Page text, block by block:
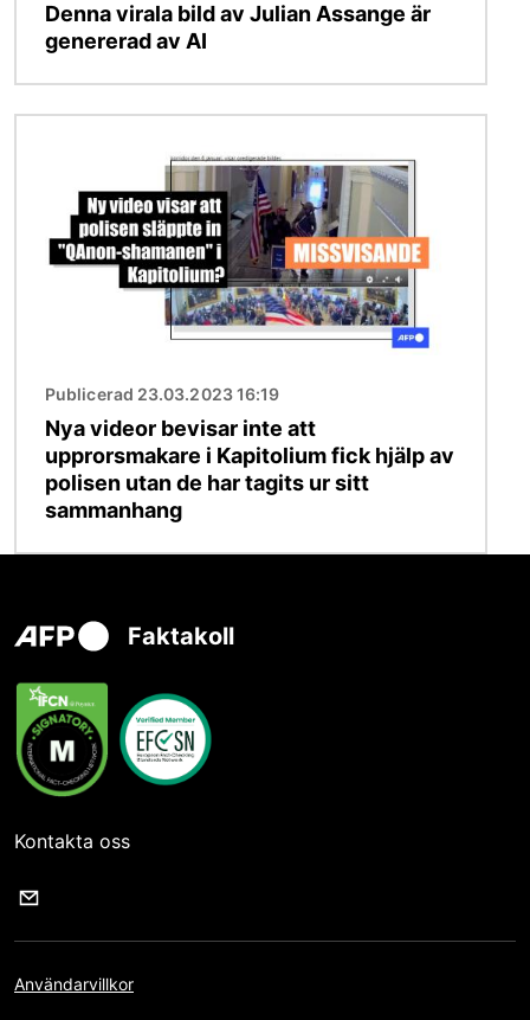
Denna virala bild av Julian Assange är
genererad av AI
Publicerad 23.03.2023 16:19
Nya videor bevisar inte att
upprorsmakare i Kapitolium fick hjälp av
polisen utan de har tagits ur sitt
sammanhang
Faktakoll
Kontakta oss
Användarvillkor